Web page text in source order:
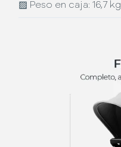
▨ Peso en caja: 16,7 kg